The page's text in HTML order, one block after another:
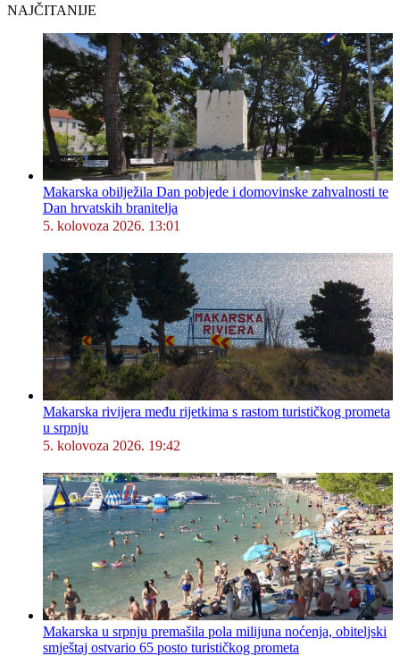
NAJČITANIJE
Makarska obilježila Dan pobjede i domovinske zahvalnosti te
Dan hrvatskih branitelja
5. kolovoza 2026. 13:01
Makarska rivijera među rijetkima s rastom turističkog prometa
u srpnju
5. kolovoza 2026. 19:42
Makarska u srpnju premašila pola milijuna noćenja, obiteljski
smještaj ostvario 65 posto turističkog prometa